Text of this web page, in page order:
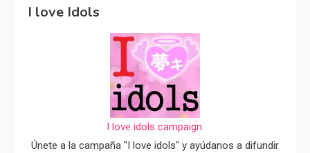
I love Idols
I love idols campaign.
Únete a la campaña "I love idols" y ayúdanos a difundir